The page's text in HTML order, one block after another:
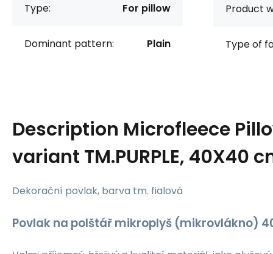
Type: For pillow
Dominant pattern: Plain
Product
Type of
Description Microfleece
variant TM.PURPLE, 40X40
Dekorační povlak, barva tm. fialová
Povlak na polštář mikroplyš (mikrovlákno)